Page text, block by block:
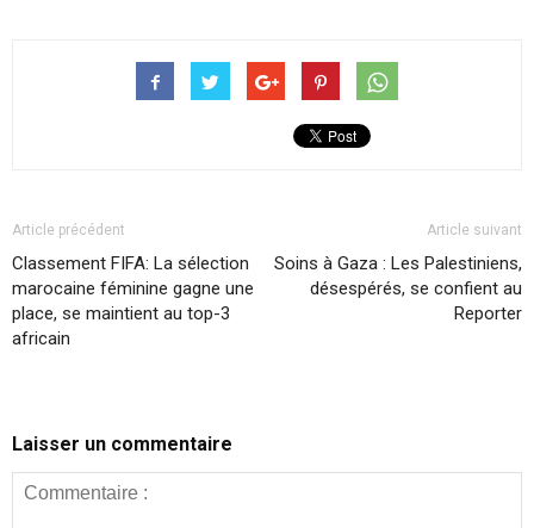
Article précédent
Classement FIFA: La sélection
marocaine féminine gagne une
place, se maintient au top-3
africain
Article suivant
Soins à Gaza : Les Palestiniens,
désespérés, se confient au
Reporter
Laisser un commentaire